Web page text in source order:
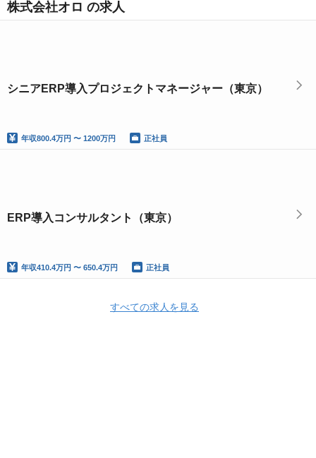
株式会社オロ の求人
シニアERP導入プロジェクトマネージャー（東京）
年収800.4万円 〜 1200万円 正社員
ERP導入コンサルタント（東京）
年収410.4万円 〜 650.4万円 正社員
すべての求人を見る